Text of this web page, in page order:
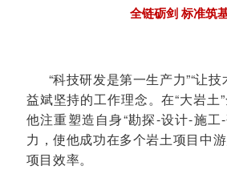
全链砺剑 标准筑
“科技研发是第一生产力”“让技
益斌坚持的工作理念。在“大岩土
他注重塑造自身“勘探-设计-施工
力，使他成功在多个岩土项目中
项目效率。